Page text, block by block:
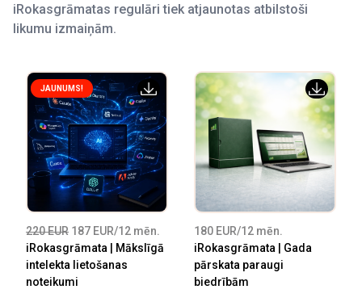
iRokasgrāmatas regulāri tiek atjaunotas atbilstoši
likumu izmaiņām.
JAUNUMS!
220 EUR 187 EUR/12 mēn.
iRokasgrāmata | Mākslīgā
intelekta lietošanas
noteikumi
180 EUR/12 mēn.
iRokasgrāmata | Gada
pārskata paraugi
biedrībām